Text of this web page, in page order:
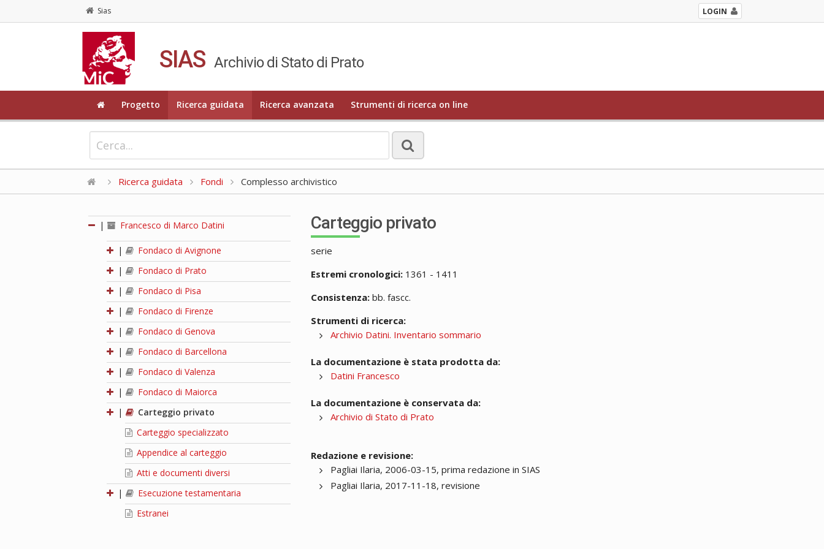
Sias LOGIN
SIAS Archivio di Stato di Prato
Progetto Ricerca guidata Ricerca avanzata Strumenti di ricerca on line
Ricerca guidata Fondi Complesso archivistico
| Francesco di Marco Datini
|
Fondaco di Avignone
|
Fondaco di Prato
|
Fondaco di Pisa
|
Fondaco di Firenze
|
Fondaco di Genova
|
Fondaco di Barcellona
|
Fondaco di Valenza
|
Fondaco di Maiorca
|
Carteggio privato
Carteggio specializzato
Appendice al carteggio
Atti e documenti diversi
|
Esecuzione testamentaria
Estranei
Carteggio privato
serie
Estremi cronologici: 1361 - 1411
Consistenza: bb. fascc.
Strumenti di ricerca:
Archivio Datini. Inventario sommario
La documentazione è stata prodotta da:
Datini Francesco
La documentazione è conservata da:
Archivio di Stato di Prato
Redazione e revisione:
Pagliai Ilaria, 2006-03-15, prima redazione in SIAS
Pagliai Ilaria, 2017-11-18, revisione